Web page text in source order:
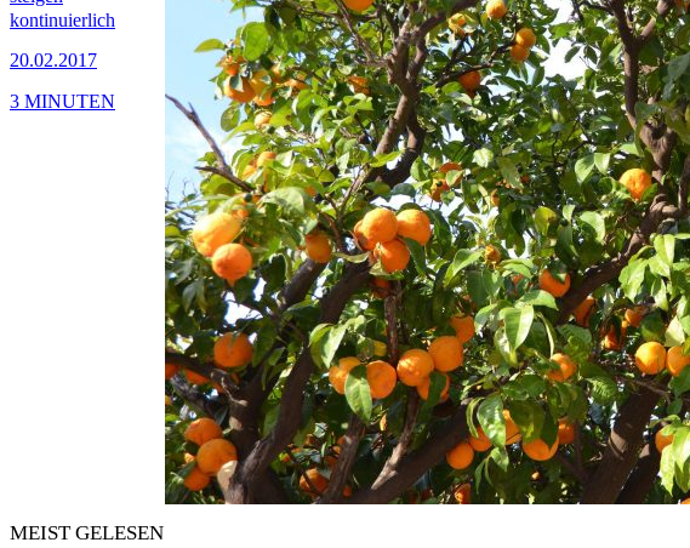
kontinuierlich
20.02.2017
3 MINUTEN
MEIST GELESEN